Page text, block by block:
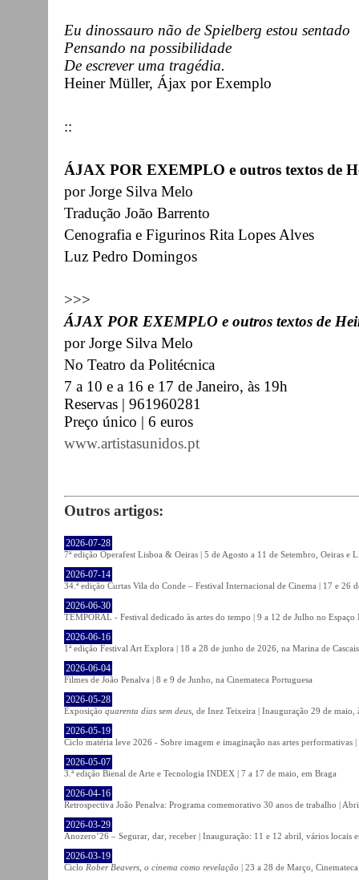
Eu dinossauro não de Spielberg estou sentado
Pensando na possibilidade
De escrever uma tragédia.
Heiner Müller, Ájax por Exemplo
::
ÁJAX POR EXEMPLO e outros textos de
por Jorge Silva Melo
Tradução João Barrento
Cenografia e Figurinos Rita Lopes Alves
Luz Pedro Domingos
>>>
ÁJAX POR EXEMPLO e outros textos de
por Jorge Silva Melo
No Teatro da Politécnica
7 a 10 e a 16 e 17 de Janeiro, às 19h
Reservas | 961960281
Preço único | 6 euros
www.artistasunidos.pt
Outros artigos:
2026-07-28
7ª edição Operafest Lisboa & Oeiras | 5 de Agosto a 11 de Setembro, Oeiras e
2026-07-14
34.ª edição Curtas Vila do Conde – Festival Internacional de Cinema | 17 e 26
2026-06-30
TEMPORAL - Festival dedicado às artes do tempo | 9 a 12 de Julho no
2026-06-16
1ª edição Festival Art Explora | 18 a 28 de junho de 2026, na Marina de Cascais
2026-06-04
Filmes de João Penalva | 8 e 9 de Junho, na Cinemateca Portuguesa
2026-05-28
Exposição quarenta dias sem deus , de Inez Teixeira | Inauguração 29 de
2026-05-19
Ciclo matéria leve 2026 - Sobre imagem e imaginação nas artes
2026-05-07
3.ª edição Bienal de Arte e Tecnologia INDEX | 7 a 17 de maio, em Braga
2026-04-16
Retrospectiva João Penalva: Programa comemorativo 30 anos de trabalho |
2026-03-29
Anozero’26 – Segurar, dar, receber | Inauguração: 11 e 12 abril, vários locais
2026-03-19
Ciclo Rober Beavers, o cinema como revelação | 23 a 28 de Março,